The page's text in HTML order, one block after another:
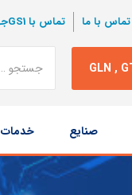
تماس با ما تماس با GS1جهانی
نتبجه
جستجو
صنایع خدمات